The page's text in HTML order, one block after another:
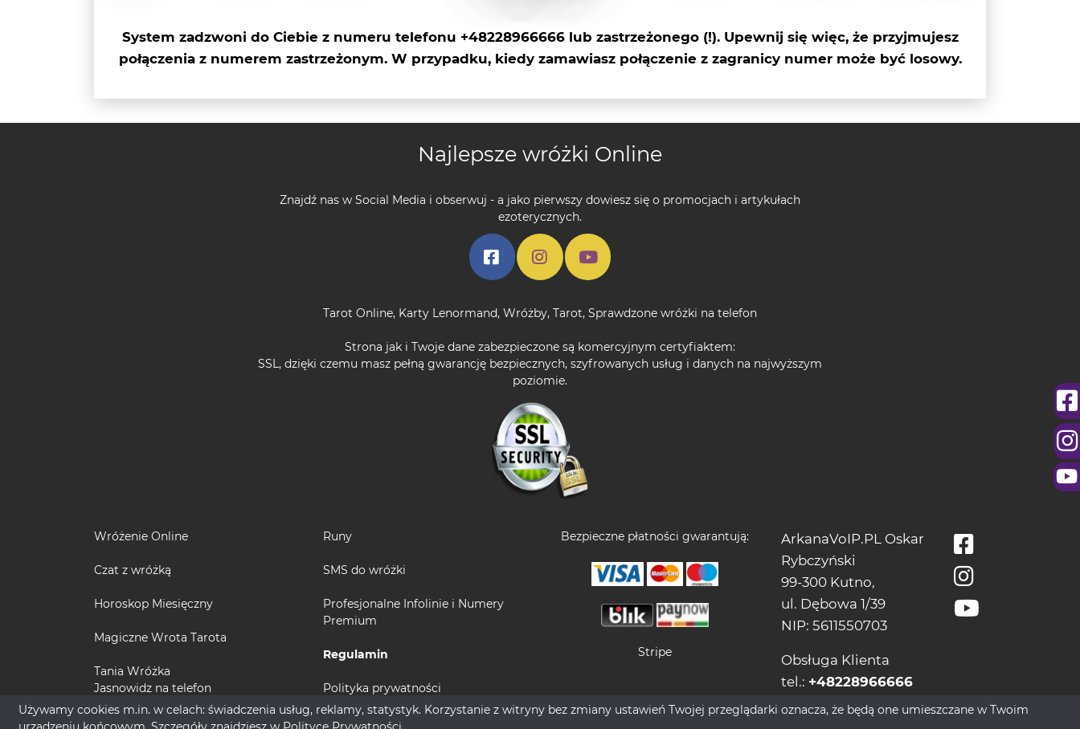
System zadzwoni do Ciebie z numeru telefonu +48228966666 lub zastrzeżonego (!). Upewnij się więc, że przyjmujesz
połączenia z numerem zastrzeżonym. W przypadku, kiedy zamawiasz połączenie z zagranicy numer może być losowy.
Najlepsze wróżki Online
Znajdź nas w Social Media i obserwuj - a jako pierwszy dowiesz się o promocjach i artykułach
ezoterycznych.
Tarot Online, Karty Lenormand, Wróżby, Tarot, Sprawdzone wróżki na telefon
Strona jak i Twoje dane zabezpieczone są komercyjnym certyfiaktem:
SSL, dzięki czemu masz pełną gwarancję bezpiecznych, szyfrowanych usług i danych na najwyższym
poziomie.
Wróżenie Online
Czat z wróżką
Horoskop Miesięczny
Magiczne Wrota Tarota
Tania Wróżka
Jasnowidz na telefon
Runy
SMS do wróżki
Profesjonalne Infolinie i Numery
Premium
Regulamin
Polityka prywatności
Bezpieczne płatności gwarantują:
Stripe
ArkanaVoIP.PL Oskar
Rybczyński
99-300 Kutno,
ul. Dębowa 1/39
NIP: 5611550703
Obsługa Klienta
tel.: +48228966666
bok[@]wrozbytarot.online
Używamy cookies m.in. w celach: świadczenia usług, reklamy, statystyk. Korzystanie z witryny bez zmiany ustawień Twojej przeglądarki oznacza, że będą one umieszczane w Twoim